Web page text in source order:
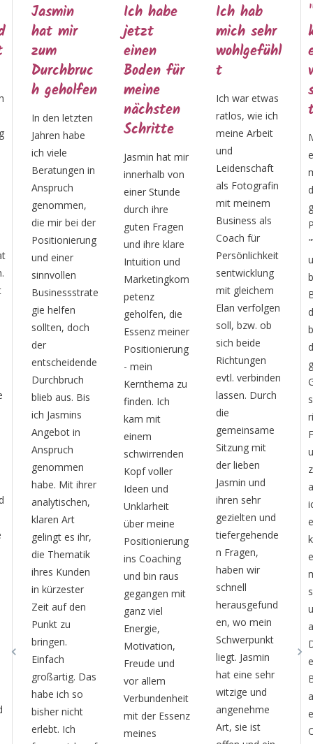
Ich habe
jetzt
einen
Boden für
meine
nächsten
Schritte
Jasmin hat mir
innerhalb von
einer Stunde
durch ihre
guten Fragen
und ihre klare
Intuition und
Marketingkom
petenz
geholfen, die
Essenz meiner
Positionierung
- mein
Kernthema zu
finden. Ich
kam mit
einem
schwirrenden
Kopf voller
Ideen und
Unklarheit
über meine
Positionierung
ins Coaching
und bin raus
gegangen mit
ganz viel
Energie,
Motivation,
Freude und
vor allem
Verbundenheit
mit der Essenz
meines
Ich hab
mich sehr
wohlgefühl
t
Ich war etwas
ratlos, wie ich
meine Arbeit
und
Leidenschaft
als Fotografin
mit meinem
Business als
Coach für
Persönlichkeit
sentwicklung
mit gleichem
Elan verfolgen
soll, bzw. ob
sich beide
Richtungen
evtl. verbinden
lassen. Durch
die
gemeinsame
Sitzung mit
der lieben
Jasmin und
ihren sehr
gezielten und
tiefergehende
n Fragen,
haben wir
herausgefund
en, wo mein
Schwerpunkt
liegt. Jasmin
hat eine sehr
witzige und
angenehme
Art, sie ist
"Ich
konnte
erkennen,
was in mir
schlummer
t"
Mit Jasmin war
es mir endlich
möglich,
diesem
ganzen
Prozess von
"Wer bin ich
und worauf
baut mein
Business auf"
den Punkt zu
bringen. In
dem
gemeinsamen
Gespräch hat
sie intutitv die
richtigen
Fragen gestellt
und
zusammengef
asst, so das
ich endlich
erkennen
konnte, was
eigentlich in
mir
schlummert
und mich
ausmacht.
Durch den
emphatischen
Blick von
außen hat sie
es geschafft
Ordnung in